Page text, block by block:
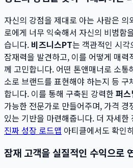
자신의 강점을 제대로 아는 사람은
로에게 너무 익숙해서 자신의 비범함
습니다. 비즈니스PT는 객관적인 시
잠재력을 발견하고, 이를 어떻게 매
께 고민합니다. 어떤 톤앤매너로 소
소로 브랜드를 표현해야 하는지 등
합니다. 이를 통해 구축된 강력한퍼
가능한 전문가로 만들어주며, 가격
있는 기반을 마련해줍니다. 더 자세한
진짜 성장 로드맵 아티클에서도 확인
잠재 고객을 실질적인 수익으로